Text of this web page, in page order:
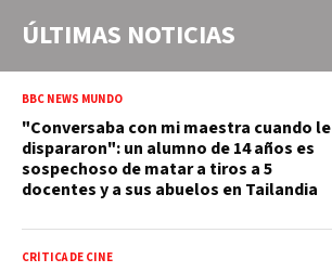
ÚLTIMAS NOTICIAS
BBC NEWS MUNDO
"Conversaba con mi maestra cuando le
dispararon": un alumno de 14 años es
sospechoso de matar a tiros a 5
docentes y a sus abuelos en Tailandia
CRÍTICA DE CINE